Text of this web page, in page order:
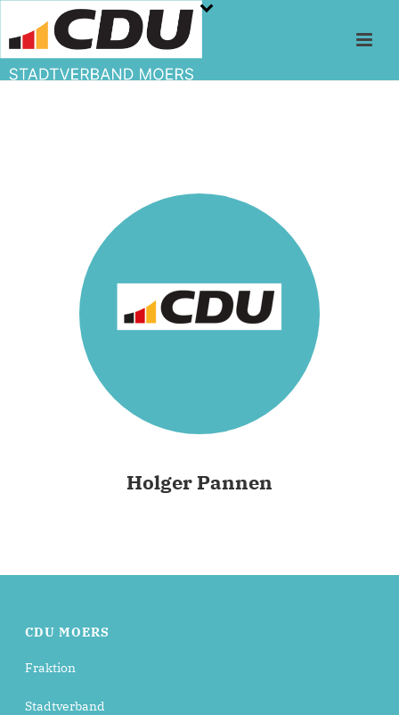
Holger Pannen
CDU MOERS
Fraktion
Stadtverband